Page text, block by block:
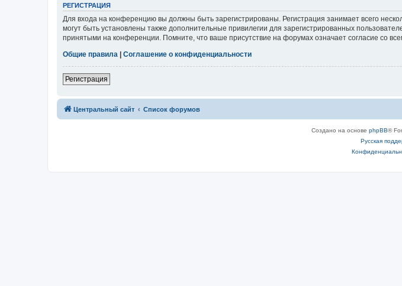
РЕГИСТРАЦИЯ
Для входа на конференцию вы должны быть зарегистрированы. Регистрация занимает всего
могут быть установлены также дополнительные привилегии для зарегистрированных
принятыми на конференции. Помните, что ваше присутствие на форумах означает согласие со
Общие правила
Соглашение о конфиденциальности
Регистрация
Центральный сайт Список форумов
Создано на основе phpBB®
Русская